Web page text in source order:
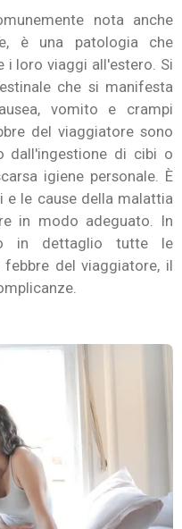
nota anche
è una patologia che
i loro viaggi all'estero. Si
che si manifesta
vomito e crampi
del viaggiatore sono
dall'ingestione di cibi o
igiene personale. È
e le cause della malattia
in modo adeguato. In
in dettaglio tutte le
del viaggiatore, il